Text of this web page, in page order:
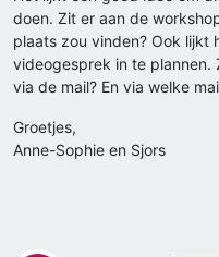
doen. Zit er aan de
plaats zou vinden? Ook lijkt
videogesprek in te plannen.
via de mail? En via welke
Groetjes,
Anne-Sophie en Sjors